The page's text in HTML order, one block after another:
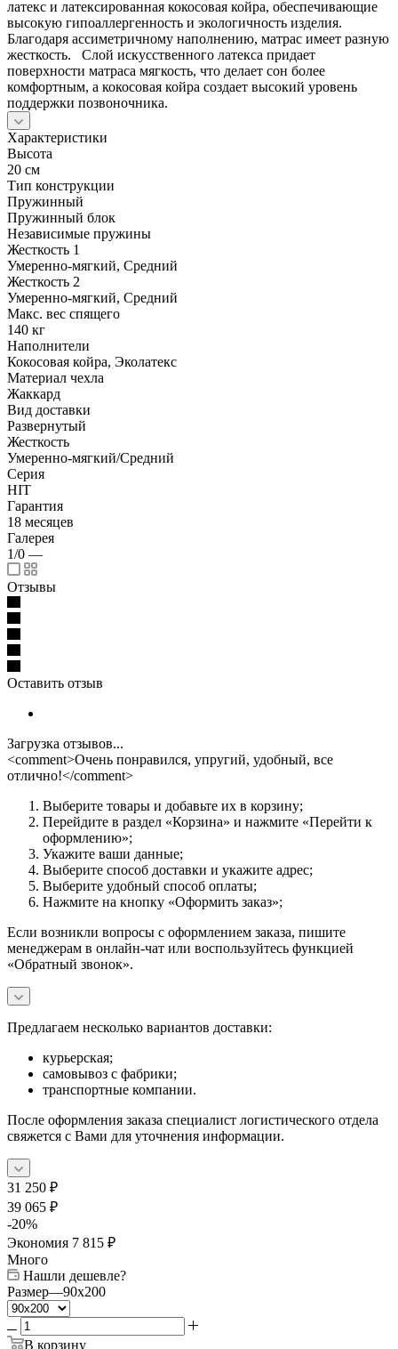
латекс и латексированная кокосовая койра, обеспечивающие
высокую гипоаллергенность и экологичность изделия.
Благодаря ассиметричному наполнению, матрас имеет разную
жесткость. Слой искусственного латекса придает
поверхности матраса мягкость, что делает сон более
комфортным, а кокосовая койра создает высокий уровень
поддержки позвоночника.
Характеристики
Высота
20 см
Тип конструкции
Пружинный
Пружинный блок
Независимые пружины
Жесткость 1
Умеренно-мягкий, Средний
Жесткость 2
Умеренно-мягкий, Средний
Макс. вес спящего
140 кг
Наполнители
Кокосовая койра, Эколатекс
Материал чехла
Жаккард
Вид доставки
Развернутый
Жесткость
Умеренно-мягкий/Средний
Серия
HIT
Гарантия
18 месяцев
Галерея
1/0 —
Отзывы
Оставить отзыв
Загрузка отзывов...
<comment>Очень понравился, упругий, удобный, все
отлично!</comment>
Выберите товары и добавьте их в корзину;
Перейдите в раздел «Корзина» и нажмите «Перейти к
оформлению»;
Укажите ваши данные;
Выберите способ доставки и укажите адрес;
Выберите удобный способ оплаты;
Нажмите на кнопку «Оформить заказ»;
Если возникли вопросы с оформлением заказа, пишите
менеджерам в онлайн-чат или воспользуйтесь функцией
«Обратный звонок».
Предлагаем несколько вариантов доставки:
курьерская;
самовывоз с фабрики;
транспортные компании.
После оформления заказа специалист логистического отдела
свяжется с Вами для уточнения информации.
31 250 ₽
39 065 ₽
-20%
Экономия 7 815 ₽
Много
Нашли дешевле?
Размер—90x200
В корзину